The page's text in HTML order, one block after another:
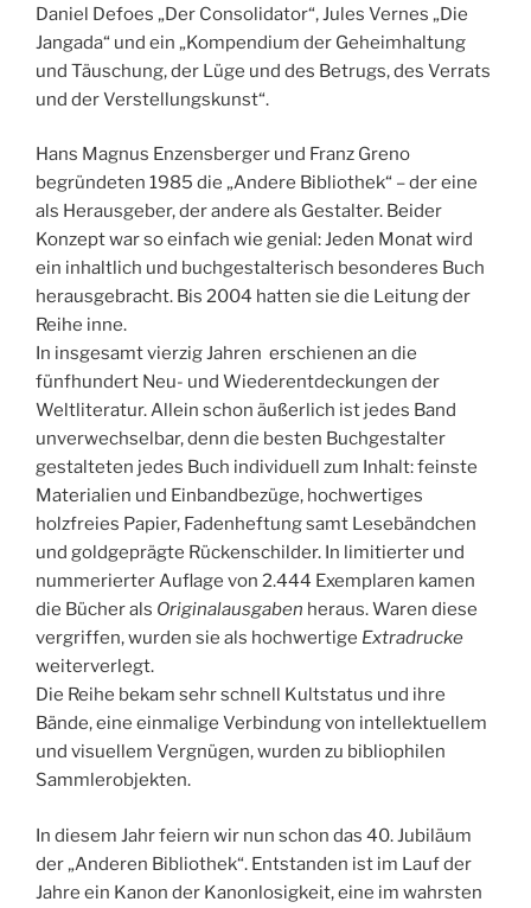
Daniel Defoes „Der Consolidator“, Jules Vernes „Die
Jangada“ und ein „Kompendium der Geheimhaltung
und Täuschung, der Lüge und des Betrugs, des Verrats
und der Verstellungskunst“.
Hans Magnus Enzensberger und Franz Greno
begründeten 1985 die „Andere Bibliothek“ – der eine
als Herausgeber, der andere als Gestalter. Beider
Konzept war so einfach wie genial: Jeden Monat wird
ein inhaltlich und buchgestalterisch besonderes Buch
herausgebracht. Bis 2004 hatten sie die Leitung der
Reihe inne.
In insgesamt vierzig Jahren erschienen an die
fünfhundert Neu- und Wiederentdeckungen der
Weltliteratur. Allein schon äußerlich ist jedes Band
unverwechselbar, denn die besten Buchgestalter
gestalteten jedes Buch individuell zum Inhalt: feinste
Materialien und Einbandbezüge, hochwertiges
holzfreies Papier, Fadenheftung samt Lesebändchen
und goldgeprägte Rückenschilder. In limitierter und
nummerierter Auflage von 2.444 Exemplaren kamen
die Bücher als Originalausgaben heraus. Waren diese
vergriffen, wurden sie als hochwertige Extradrucke
weiterverlegt.
Die Reihe bekam sehr schnell Kultstatus und ihre
Bände, eine einmalige Verbindung von intellektuellem
und visuellem Vergnügen, wurden zu bibliophilen
Sammlerobjekten.
In diesem Jahr feiern wir nun schon das 40. Jubiläum
der „Anderen Bibliothek“. Entstanden ist im Lauf der
Jahre ein Kanon der Kanonlosigkeit, eine im wahrsten